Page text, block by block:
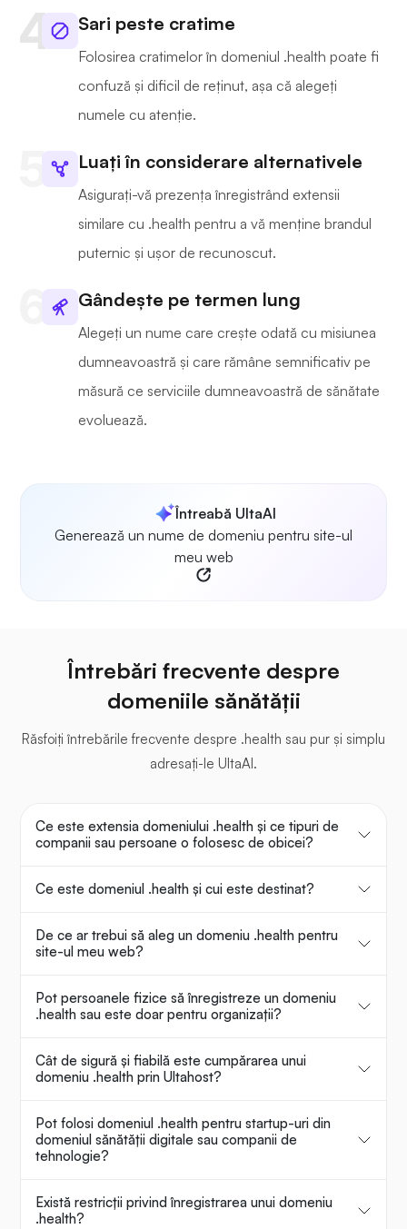
Sari peste cratime
Folosirea cratimelor în domeniul .health poate fi
confuză și dificil de reținut, așa că alegeți
numele cu atenție.
Luați în considerare alternativele
Asigurați-vă prezența înregistrând extensii
similare cu .health pentru a vă menține brandul
puternic și ușor de recunoscut.
Gândește pe termen lung
Alegeți un nume care crește odată cu misiunea
dumneavoastră și care rămâne semnificativ pe
măsură ce serviciile dumneavoastră de sănătate
evoluează.
Întreabă UltaAI
Generează un nume de domeniu pentru site-ul
meu web
Întrebări frecvente despre
domeniile sănătății
Răsfoiți întrebările frecvente despre .health sau pur și simplu
adresați-le UltaAI.
Ce este extensia domeniului .health și ce tipuri de
companii sau persoane o folosesc de obicei?
Ce este domeniul .health și cui este destinat?
De ce ar trebui să aleg un domeniu .health pentru
site-ul meu web?
Pot persoanele fizice să înregistreze un domeniu
.health sau este doar pentru organizații?
Cât de sigură și fiabilă este cumpărarea unui
domeniu .health prin Ultahost?
Pot folosi domeniul .health pentru startup-uri din
domeniul sănătății digitale sau companii de
tehnologie?
Există restricții privind înregistrarea unui domeniu
.health?